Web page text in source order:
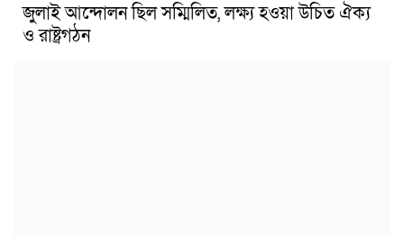
জুলাই আন্দোলন ছিল সম্মিলিত, লক্ষ্য হওয়া উচিত ঐক্য
ও রাষ্ট্রগঠন